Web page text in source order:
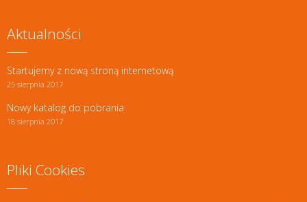
Aktualności
Startujemy z nową stroną internetową
25 sierpnia 2017
Nowy katalog do pobrania
18 sierpnia 2017
Pliki Cookies